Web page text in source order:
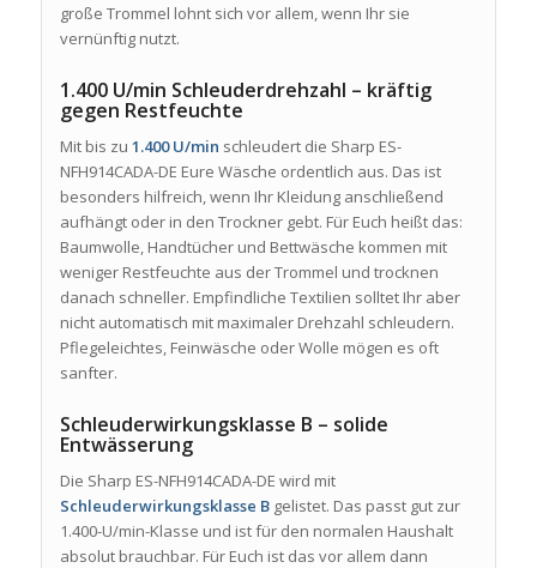
große Trommel lohnt sich vor allem, wenn Ihr sie
vernünftig nutzt.
1.400 U/min Schleuderdrehzahl – kräftig
gegen Restfeuchte
Mit bis zu 1.400 U/min schleudert die Sharp ES-
NFH914CADA-DE Eure Wäsche ordentlich aus. Das ist
besonders hilfreich, wenn Ihr Kleidung anschließend
aufhängt oder in den Trockner gebt. Für Euch heißt das:
Baumwolle, Handtücher und Bettwäsche kommen mit
weniger Restfeuchte aus der Trommel und trocknen
danach schneller. Empfindliche Textilien solltet Ihr aber
nicht automatisch mit maximaler Drehzahl schleudern.
Pflegeleichtes, Feinwäsche oder Wolle mögen es oft
sanfter.
Schleuderwirkungsklasse B – solide
Entwässerung
Die Sharp ES-NFH914CADA-DE wird mit
Schleuderwirkungsklasse Bgelistet. Das passt gut zur
1.400-U/min-Klasse und ist für den normalen Haushalt
absolut brauchbar. Für Euch ist das vor allem dann